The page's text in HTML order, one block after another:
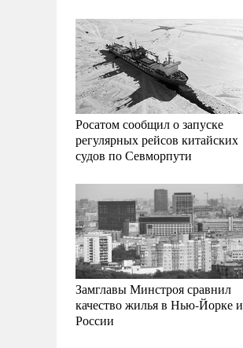
Росатом сообщил о запуске
регулярных рейсов китайских
судов по Севморпути
Замглавы Минстроя сравнил
качество жилья в Нью-Йорке и
России